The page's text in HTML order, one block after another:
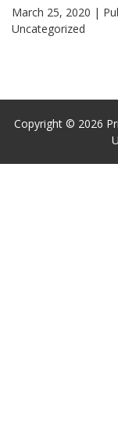
March 25, 2020 |
Uncategorized
Copyright © 2026